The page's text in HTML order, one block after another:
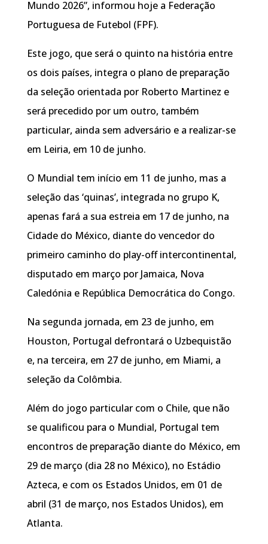
Mundo 2026”, informou hoje a Federação
Portuguesa de Futebol (FPF).
Este jogo, que será o quinto na história entre
os dois países, integra o plano de preparação
da seleção orientada por Roberto Martinez e
será precedido por um outro, também
particular, ainda sem adversário e a realizar-se
em Leiria, em 10 de junho.
O Mundial tem início em 11 de junho, mas a
seleção das ‘quinas’, integrada no grupo K,
apenas fará a sua estreia em 17 de junho, na
Cidade do México, diante do vencedor do
primeiro caminho do play-off intercontinental,
disputado em março por Jamaica, Nova
Caledónia e República Democrática do Congo.
Na segunda jornada, em 23 de junho, em
Houston, Portugal defrontará o Uzbequistão
e, na terceira, em 27 de junho, em Miami, a
seleção da Colômbia.
Além do jogo particular com o Chile, que não
se qualificou para o Mundial, Portugal tem
encontros de preparação diante do México, em
29 de março (dia 28 no México), no Estádio
Azteca, e com os Estados Unidos, em 01 de
abril (31 de março, nos Estados Unidos), em
Atlanta.